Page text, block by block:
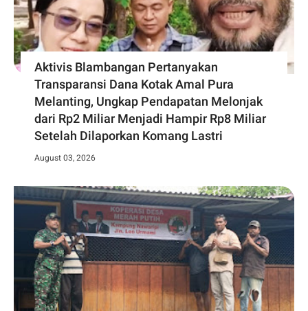
Aktivis Blambangan Pertanyakan
Transparansi Dana Kotak Amal Pura
Melanting, Ungkap Pendapatan Melonjak
dari Rp2 Miliar Menjadi Hampir Rp8 Miliar
Setelah Dilaporkan Komang Lastri
August 03, 2026